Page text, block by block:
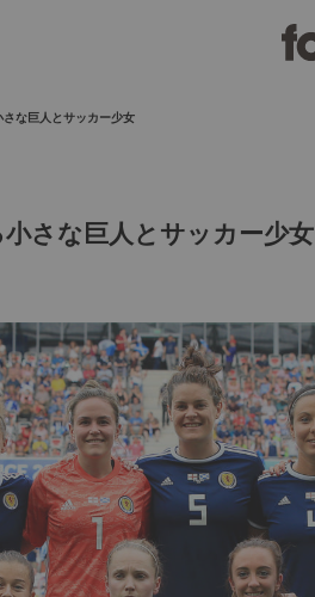
な巨人とサッカー少女
さな巨人とサッカー少女